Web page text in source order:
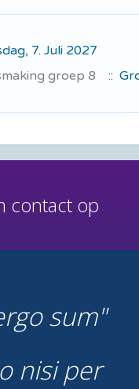
7. Juli 2027
groep 8
::
contact op
sum
nisi per